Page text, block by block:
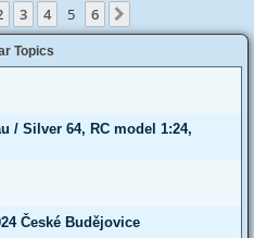
3 4 5 6
Topics
/ Silver 64, RC model 1:24,
České Budějovice